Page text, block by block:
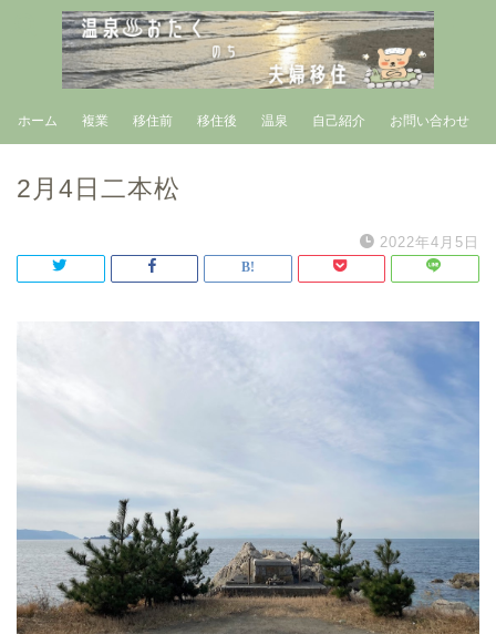
ホーム 複業 移住前 移住後 温泉 自己紹介 お問い合わせ
2月4日二本松
2022年4月5日